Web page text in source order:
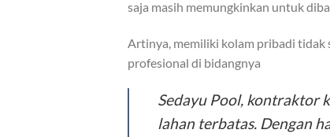
saja masih memungkinkan untuk
Artinya, memiliki kolam pribadi tidak
profesional di bidangnya
Sedayu Pool, kontraktor
lahan terbatas. Dengan